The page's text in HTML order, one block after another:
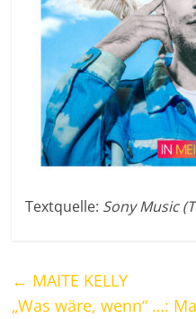
Textquelle: Sony Music
← MAITE KELLY
„Was wäre, wenn“ …: